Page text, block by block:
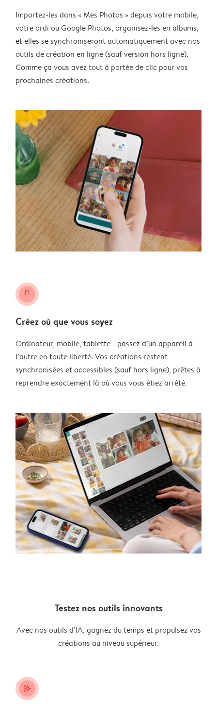
Importez-les dans « Mes Photos » depuis votre mobile,
votre ordi ou Google Photos, organisez-les en albums,
et elles se synchroniseront automatiquement avec nos
outils de création en ligne (sauf version hors ligne).
Comme ça vous avez tout à portée de clic pour vos
prochaines créations.
smartphone
Créez où que vous soyez
Ordinateur, mobile, tablette… passez d’un appareil à
l’autre en toute liberté. Vos créations restent
synchronisées et accessibles (sauf hors ligne), prêtes à
reprendre exactement là où vous vous étiez arrêté.
Testez nos outils innovants
Avec nos outils d’IA, gagnez du temps et propulsez vos
créations au niveau supérieur.
stars_plus